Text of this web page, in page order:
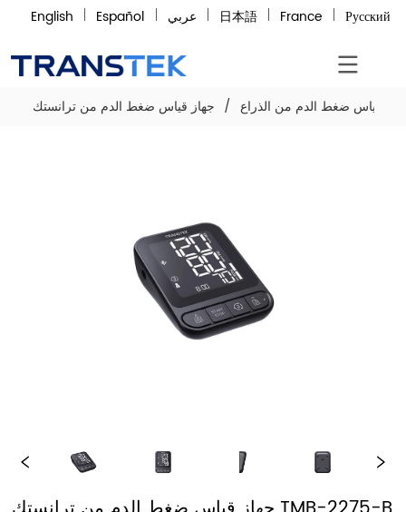
English Español عربي 日本語 France Русский
قياس ضغط الدم من الذراع /